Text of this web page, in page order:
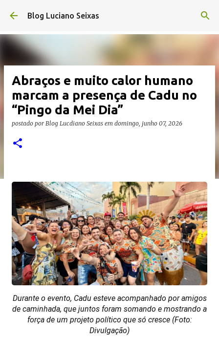
Pular para o conteúdo principal
Blog Luciano Seixas
Abraços e muito calor humano
marcam a presença de Cadu no
“Pingo da Mei Dia”
postado por Blog Lucdiano Seixas em domingo, junho 07, 2026
Durante o evento, Cadu esteve acompanhado por amigos
de caminhada, que juntos foram somando e mostrando a
força de um projeto político que só cresce (Foto:
Divulgação)